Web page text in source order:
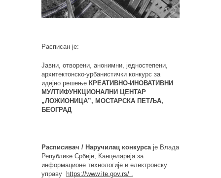
Расписан је:
Јавни, отворени, анонимни, једностепени,
архитектонско-урбанистички конкурс за
идејно решење КРЕАТИВНО-ИНОВАТИВНИ
МУЛТИФУНКЦИОНАЛНИ ЦЕНТАР
„ЛОЖИОНИЦА”, МОСТАРСКА ПЕТЉА,
БЕОГРАД
Расписивач / Наручилац конкурсаје Влада
Републике Србије, Канцеларија за
информационе технологије и електронску
управу
https://www.ite.gov.rs/ .